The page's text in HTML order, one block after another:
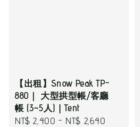
【出租】Snow Peak TP-
880｜ 大型拱型帳/客廳
帳 (3~5人)｜Tent
Regular
NT$ 2,400 - NT$ 2,640